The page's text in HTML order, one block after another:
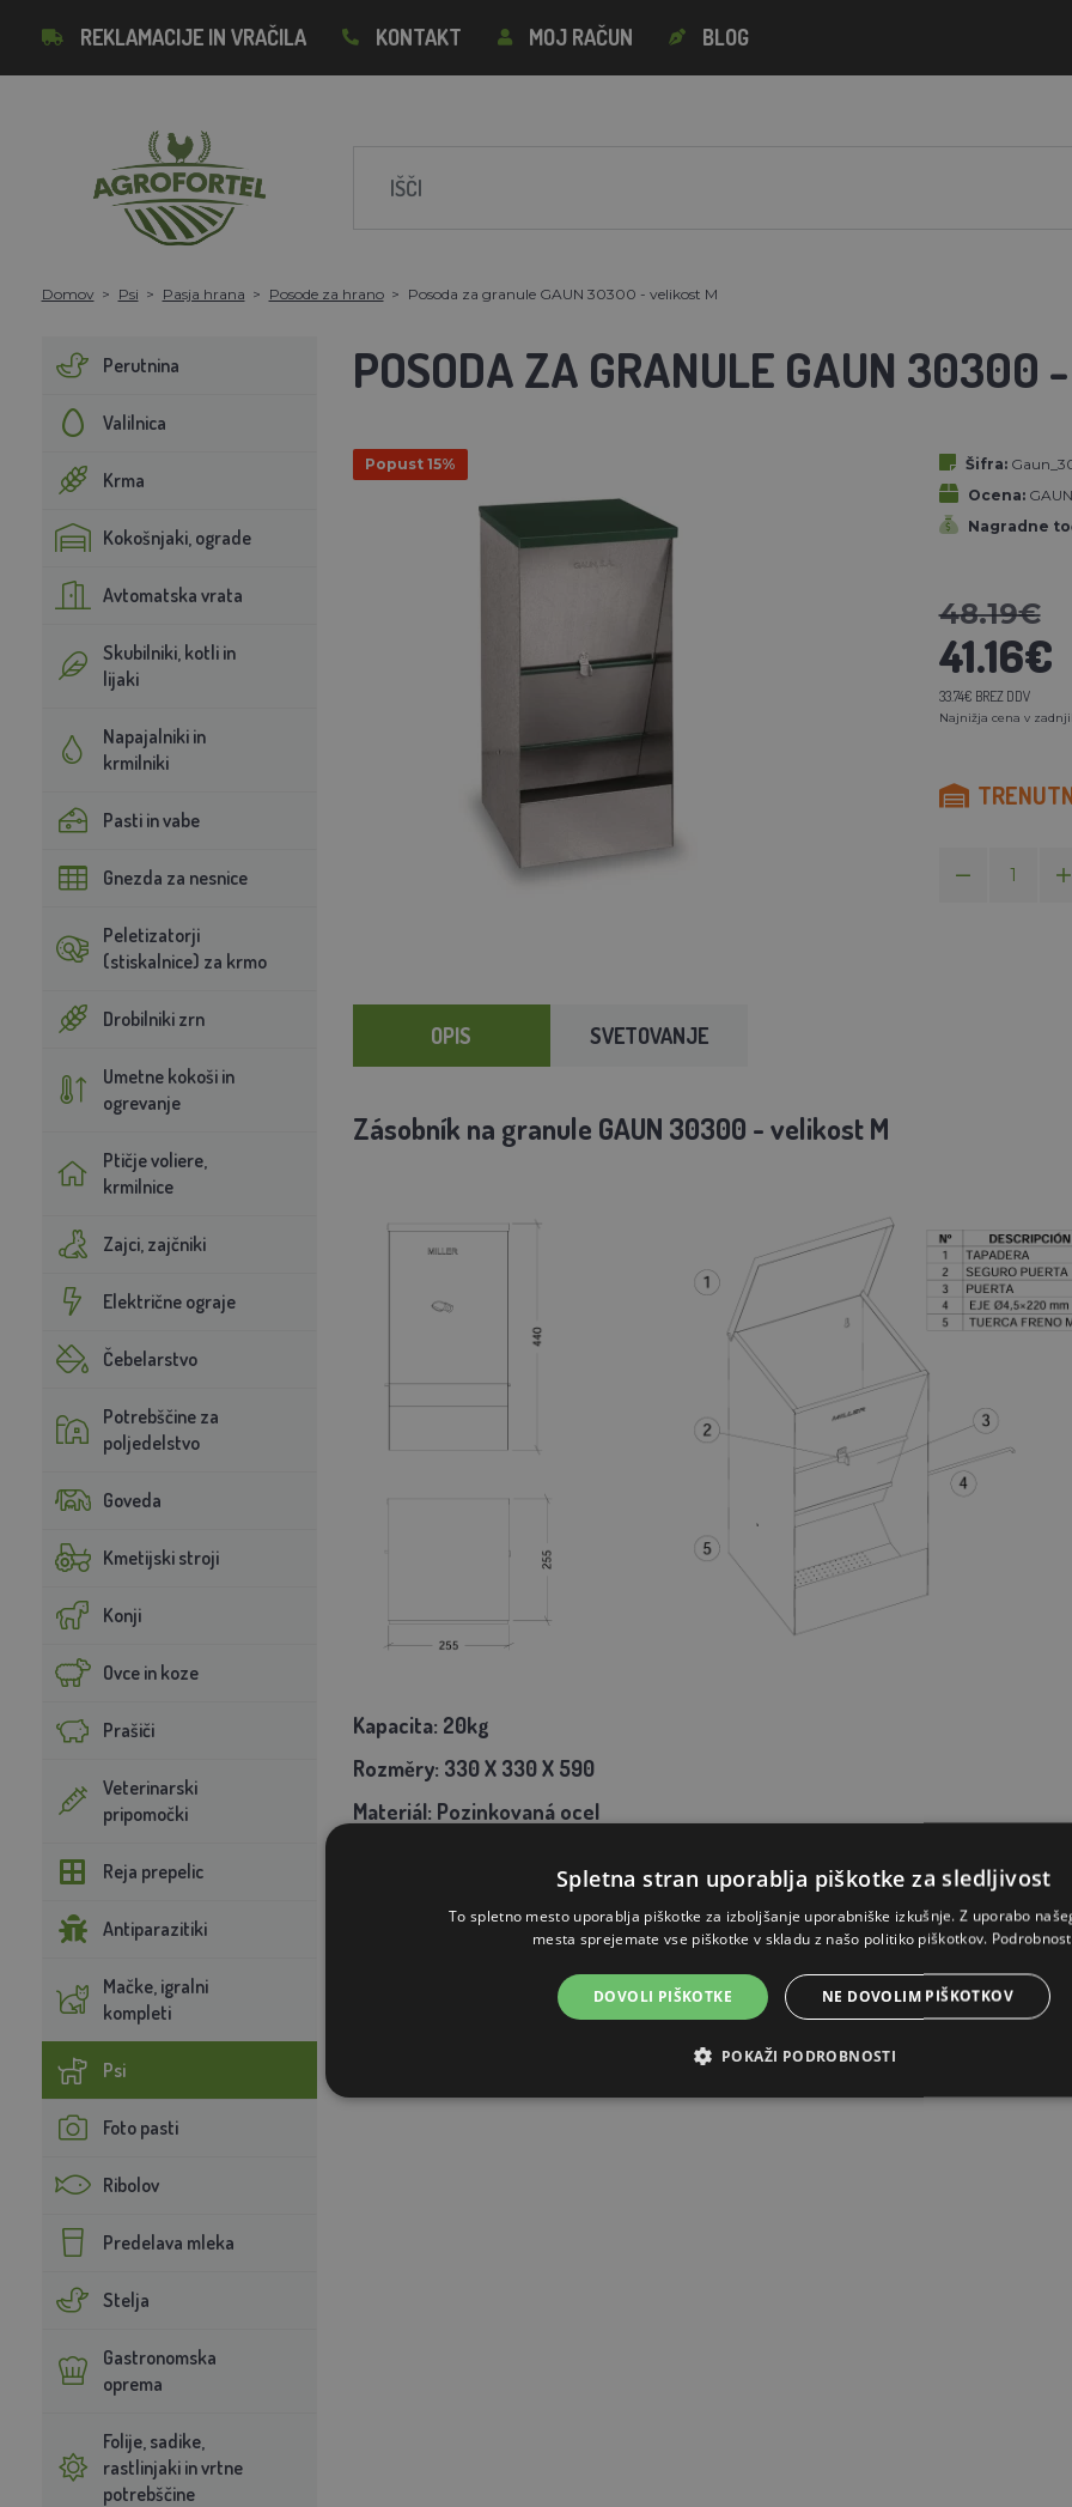
REKLAMACIJE IN VRAČILA KONTAKT MOJ RAČUN BLOG
Domov Psi Pasja hrana Posode za hrano Posoda za granule GAUN 30300 - velikost M
Perutnina
Valilnica
Krma
Kokošnjaki, ograde
Avtomatska vrata
Skubilniki, kotli in
lijaki
Napajalniki in
krmilniki
Pasti in vabe
Gnezda za nesnice
Peletizatorji
(stiskalnice) za krmo
Drobilniki zrn
Umetne kokoši in
ogrevanje
Ptičje voliere,
krmilnice
Zajci, zajčniki
Električne ograje
Čebelarstvo
Potrebščine za
poljedelstvo
Goveda
Kmetijski stroji
Konji
Ovce in koze
Prašiči
Veterinarski
pripomočki
Reja prepelic
Antiparazitiki
Mačke, igralni
kompleti
Psi
Foto pasti
Ribolov
Predelava mleka
Stelja
Gastronomska
oprema
Folije, sadike,
rastlinjaki in vrtne
potrebščine
POSODA ZA GRANULE GAUN 30300
Popust 15% Šifra:
Ocena: GAUN
Nagradne
48.19€
41.16€
33.74€ BREZ DDV
Najnižja cena v
OPIS SVETOVANJE
Zásobník na granule GAUN 30300 - velikost M
Kapacita: 20kg
Rozměry: 330 X 330 X 590
Materiál: Pozinkovaná ocel
Spletna stran uporablja piškotke za sledljivost
To spletno mesto uporablja piškotke za izboljšanje uporabniške izkušnje. Z uporabo
mesta sprejemate vse piškotke v skladu z našo politiko piškotkov.
DOVOLI PIŠKOTKE NE DOVOLIM PIŠKOTKOV
POKAŽI PODROBNOSTI